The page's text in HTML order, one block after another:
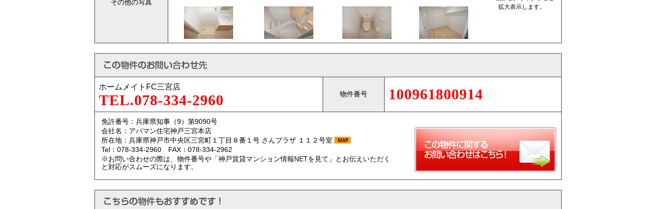
その他の写真
拡大表示します。
ホームメイトFC三宮店
TEL.078-334-2960 物件番号 100961800914
免許番号：兵庫県知事（9）第9090号
会社名：アパマン住宅神戸三宮本店
所在地：兵庫県神戸市中央区三宮町１丁目８番１号 さんプラザ １１２号室
Tel：078-334-2960 FAX：078-334-2962
※お問い合わせの際は、物件番号や「神戸賃貸マンション情報NETを見て」とお伝えいただく
と対応がスムーズになります。